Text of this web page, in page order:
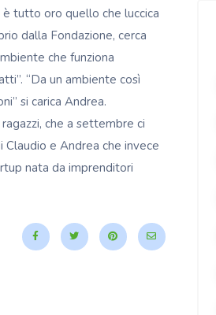
tutto oro quello che luccica
dalla Fondazione, cerca
che funziona
“Da un ambiente così
si carica Andrea.
che a settembre ci
Claudio e Andrea che invece
nata da imprenditori